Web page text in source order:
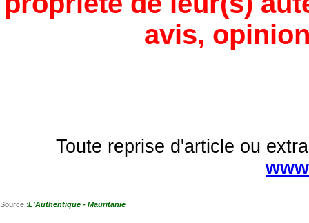
avis,
Toute reprise d'article ou
Source :L'Authentique - Mauritanie